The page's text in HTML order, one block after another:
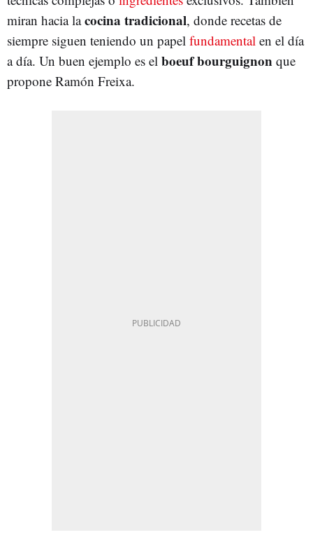
miran hacia lacocina tradicional, donde recetas de
siempre siguen teniendo un papel fundamental en el día
a día. Un buen ejemplo es el boeuf bourguignon que
propone Ramón Freixa.